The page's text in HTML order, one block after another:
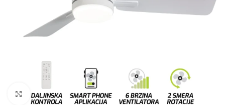
Klikni da uveličaš